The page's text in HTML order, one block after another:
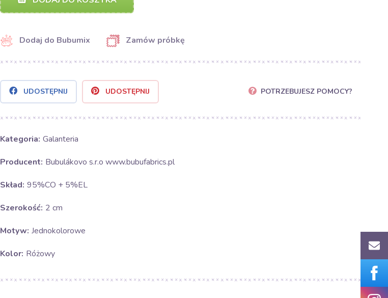
Dodaj do Bubumix Zamów próbkę
UDOSTĘPNIJ UDOSTĘPNIJ POTRZEBUJESZ POMOCY?
Kategoria: Galanteria
Producent: Bubulákovo s.r.o www.bubufabrics.pl
Skład: 95%CO + 5%EL
Szerokość: 2 cm
Motyw: Jednokolorowe
Kolor: Różowy